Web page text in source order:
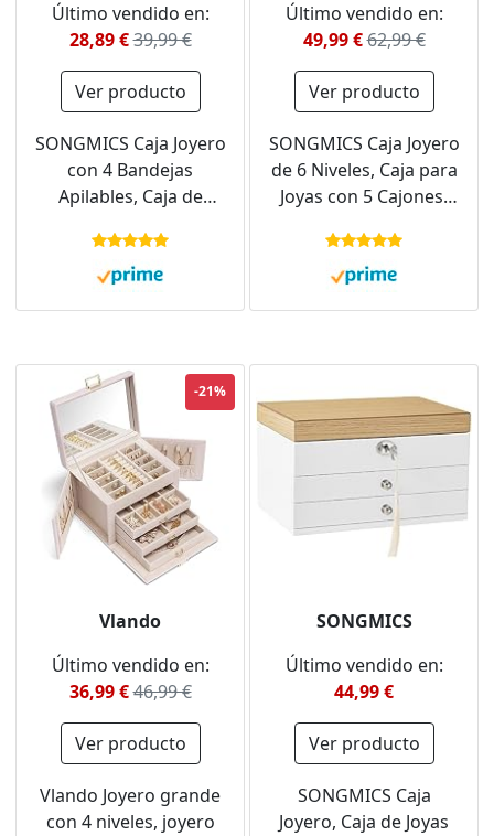
Último vendido en:
28,89 €39,99 €
Ver producto
SONGMICS Caja Joyero
con 4 Bandejas
Apilables, Caja de
Cristal Transparente,
17 x 28 x 18,3 cm, para
Último vendido en:
49,99 €62,99 €
Ver producto
SONGMICS Caja Joyero
de 6 Niveles, Caja para
Joyas con 5 Cajones,
con Espejo, Cerradura,
Almacenaje de Joyas,
-21%
Vlando
Último vendido en:
36,99 €46,99 €
Ver producto
Vlando Joyero grande
con 4 niveles, joyero
SONGMICS
Último vendido en:
44,99 €
Ver producto
SONGMICS Caja
Joyero, Caja de Joyas